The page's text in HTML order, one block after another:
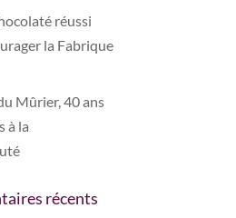
réussi
la Fabrique
Mûrier, 40 ans
à la
récents